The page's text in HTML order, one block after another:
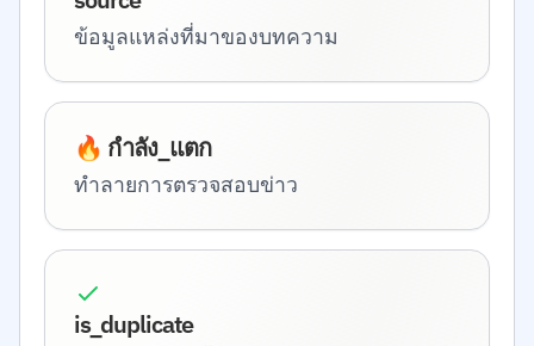
ข้อมูลแหล่งที่มาของบทความ
🔥 กำลัง_แตก
ทำลายการตรวจสอบข่าว
is_duplicate